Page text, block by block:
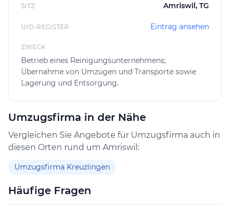
Tidy Team GmbH – zuverlässig, sauber und
professionell.
SITZ Amriswil, TG
UID-REGISTER Eintrag ansehen
ZWECK
Betrieb eines Reinigungsunternehmens;
Übernahme von Umzügen und Transporte sowie
Lagerung und Entsorgung.
Umzugsfirma in der Nähe
Vergleichen Sie Angebote für Umzugsfirma auch in
diesen Orten rund um Amriswil:
Umzugsfirma Kreuzlingen
Häufige Fragen